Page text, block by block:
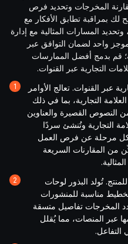
المخرجات وتحديد فرص
لك بمراقبة تطابق الأفكار مع
المسارات المثالية مع إدارة
واحد لضمان التوافق عبر
قم بدمج أفضل الممارسات
التجارية عبر القنوات.
عبر القنوات. تعالج الأوامر
التجارية، بما في ذلك
النصوص القصيرة والعناوين
التجارية وتُنشئ سردًا
كل مرحلة عن فرص العمل
من المقارنات السريعة
للمنتج. تُولد البذور لوحات
مناسبة للمنشورات
المخرجات تفاصيل متسقة
عبر المنصات، مما يُقلل
التفاعل.